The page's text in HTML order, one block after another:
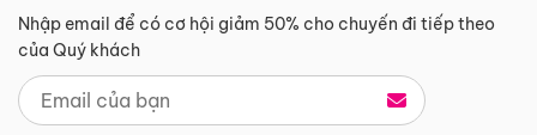
Nhập email để có cơ hội giảm 50% cho chuyến đi tiếp theo
của Quý khách